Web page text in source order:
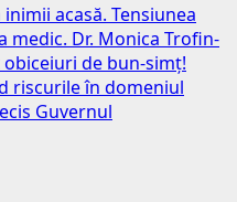
acasă. Tensiunea
Dr. Monica Trofin-
obiceiuri de bun-simț!
riscurile în domeniul
Guvernul